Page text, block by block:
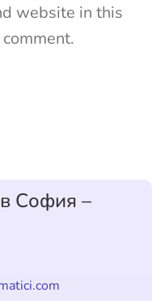
website in this
София –